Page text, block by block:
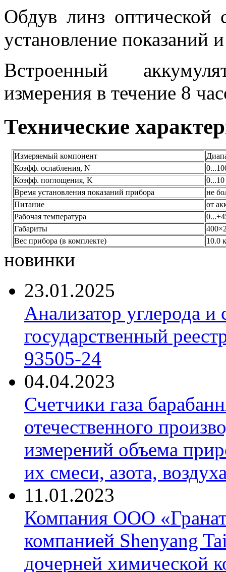
Обдув линз оптической
установление показаний
Встроенный
измерения в течение 8
Технические
Измеряемый компонент
Коэфф. ослабления, N
Коэфф. поглощения, K
Время установления показаний прибора
не
Питание
от
Рабочая температура
Габариты
Вес прибора (в комплекте)
10.0
новинки
23.01.2025
Анализатор углерода
государственный
93505-24
04.04.2023
Счетчики газа
отечественного
измерений объема
их смеси, азота,
11.01.2023
Компания ООО
компанией Shenyang
дочерней химической